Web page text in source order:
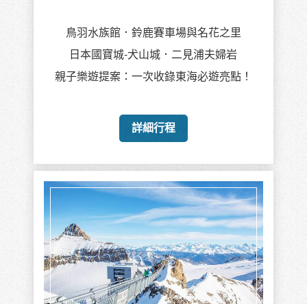
鳥羽水族館．鈴鹿賽車場與名花之里
日本國寶城-犬山城．二見浦夫婦岩
親子樂遊提案：一次收錄東海必遊亮點！
詳細行程